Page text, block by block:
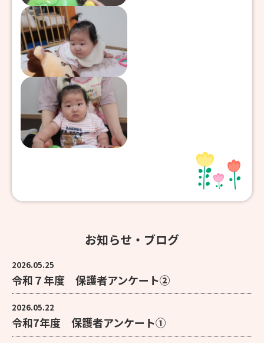
お知らせ・ブログ
2026.05.25
令和７年度 保護者アンケート②
2026.05.22
令和7年度 保護者アンケート①